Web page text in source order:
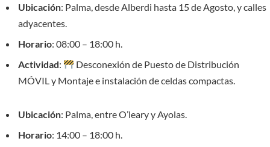
Ubicación: Palma, desde Alberdi hasta 15 de Agosto, y calles
adyacentes.
Horario: 08:00 – 18:00 h.
Actividad:
Desconexión de Puesto de Distribución
MÓVIL y Montaje e instalación de celdas compactas.
Ubicación: Palma, entre O’leary y Ayolas.
Horario: 14:00 – 18:00 h.